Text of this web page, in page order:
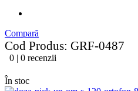
Compară
Cod Produs: GRF-0487
0 | 0 recenzii
În stoc